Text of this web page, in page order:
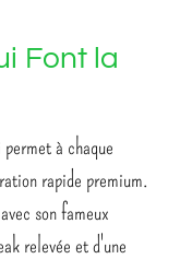
Font la
à chaque
rapide premium.
son fameux
relevée et d'une